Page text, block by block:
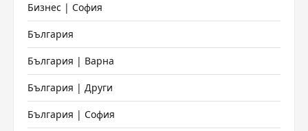
Бизнес | София
България
България | Варна
България | Други
България | София